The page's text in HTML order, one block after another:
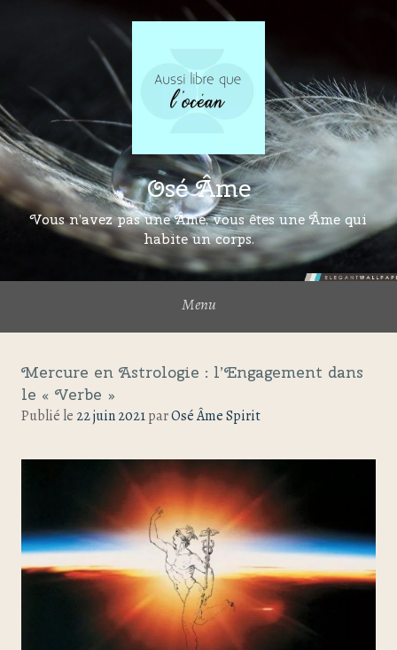
Osé Âme
Vous n’avez pas une Âme, vous êtes une Âme qui
habite un corps.
Menu
Mercure en Astrologie : l’Engagement dans
le « Verbe »
Publié le 22 juin 2021parOsé Âme Spirit